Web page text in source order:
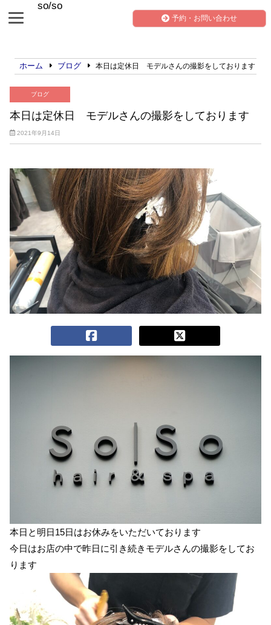
so/so
予約・お問い合わせ
ホーム ブログ 本日は定休日 モデルさんの撮影をしております
ブログ
本日は定休日 モデルさんの撮影をしております
2021年9月14日
本日と明日15日はお休みをいただいております
今日はお店の中で昨日に引き続きモデルさんの撮影をしてお
ります